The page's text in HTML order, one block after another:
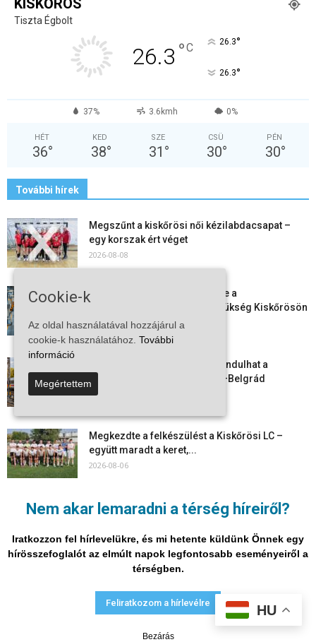
Nem akar lemaradni a térség híreiről?
Iratkozzon fel hírlevelükre, és mi hetente küldünk Önnek egy
hírösszefoglalót az elmúlt napok legfontosabb eseményeiről a
térségben.
Feliratkozom a hírlevélre
Bezárás
KISKŐRÖS
Tiszta Égbolt
26.3 °C 26.3°
26.3°
37% 3.6kmh 0%
HÉT
36°
KED
38°
SZE
31 °
CSÜ
30°
PÉN
30°
További hírek
Megszűnt a kiskőrösi női kézilabdacsapat –
egy korszak ért véget
2026-08-08
Aktuális állásajánlatok: ezekre a
munkavállalókra van most szükség Kiskőrösön
és a...
2026-08-07
Vitézy Dávid: már ősszel újraindulhat a
személyszállítás a Budapest–Belgrád
vasútvonalon
Megkezdte a felkészülést a Kiskőrösi LC –
együtt maradt a keret,...
2026-08-06
Mi történik Európa felett? Ezért nem tud
szabadulni a kontinens a...
2026-08-05
Adatvédelmi nyilatkozat Médiaajánlat Impresszum
HU
Cookie-k
Az oldal használatával hozzájárul a
cookie-k használatához. További
információ
Megértettem